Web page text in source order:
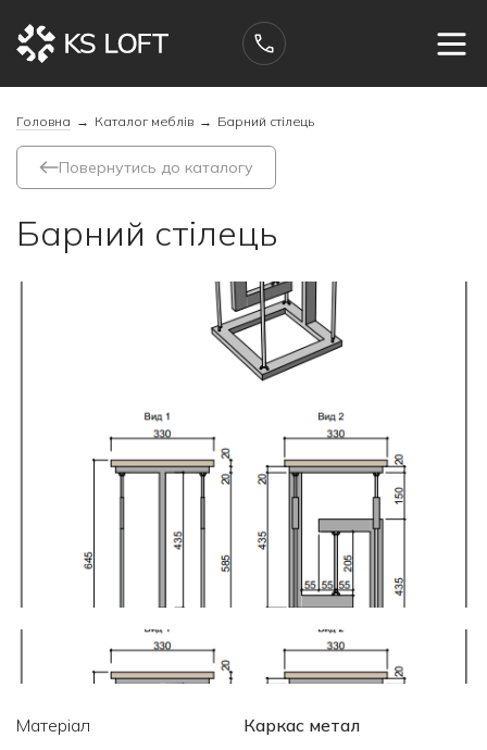
Головна → Каталог меблів → Барний стілець
Повернутись до каталогу
Барний стілець
Матеріал
Каркас метал